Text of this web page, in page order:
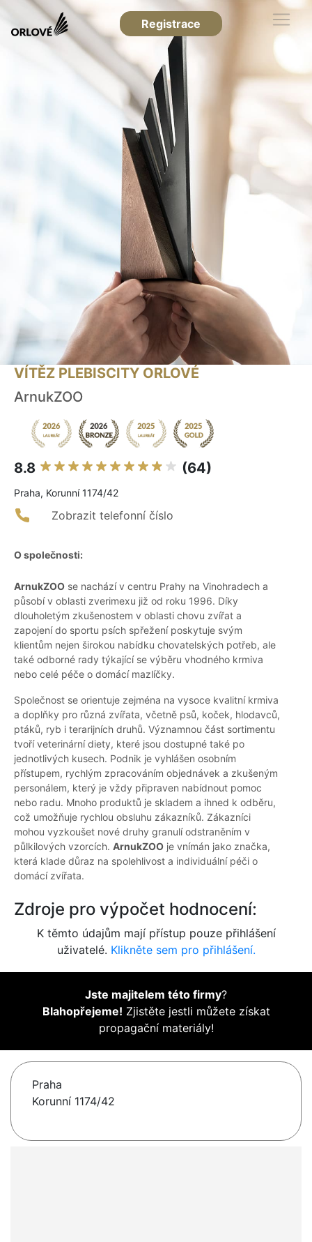
Registrace
VÍTĚZ PLEBISCITY ORLOVÉ
ArnukZOO
8.8 (64)
Praha, Korunní 1174/42
Zobrazit telefonní číslo
O společnosti:
ArnukZOO se nachází v centru Prahy na Vinohradech a
působí v oblasti zverimexu již od roku 1996. Díky
dlouholetým zkušenostem v oblasti chovu zvířat a
zapojení do sportu psích spřežení poskytuje svým
klientům nejen širokou nabídku chovatelských potřeb, ale
také odborné rady týkající se výběru vhodného krmiva
nebo celé péče o domácí mazlíčky.
Společnost se orientuje zejména na vysoce kvalitní krmiva
a doplňky pro různá zvířata, včetně psů, koček, hlodavců,
ptáků, ryb i terarijních druhů. Významnou část sortimentu
tvoří veterinární diety, které jsou dostupné také po
jednotlivých kusech. Podnik je vyhlášen osobním
přístupem, rychlým zpracováním objednávek a zkušeným
personálem, který je vždy připraven nabídnout pomoc
nebo radu. Mnoho produktů je skladem a ihned k odběru,
což umožňuje rychlou obsluhu zákazníků. Zákazníci
mohou vyzkoušet nové druhy granulí odstraněním v
půlkilových vzorcích. ArnukZOO je vnímán jako značka,
která klade důraz na spolehlivost a individuální péči o
domácí zvířata.
Zdroje pro výpočet hodnocení:
K těmto údajům mají přístup pouze přihlášení
uživatelé. Klikněte sem pro přihlášení.
Jste majitelem této firmy?
Blahopřejeme! Zjistěte jestli můžete získat
propagační materiály!
Praha
Korunní 1174/42